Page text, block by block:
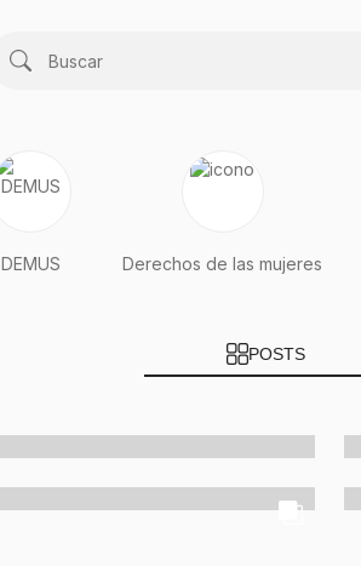
DEMUS Derechos de las mujeres
POSTS